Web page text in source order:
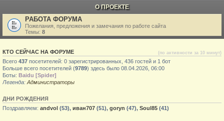
О ПРОЕКТЕ
РАБОТА ФОРУМА
Пожелания, предложения и замечания по работе сайта
Темы: 8
КТО СЕЙЧАС НА ФОРУМЕ (по активности за 10 минут)
Всего 437 посетителей: 0 зарегистрированных, 436 гостей и 1 бот
Больше всего посетителей (9789) здесь было 08.04.2026, 06:00
Боты: Baidu [Spider]
Легенда: Администраторы
ДНИ РОЖДЕНИЯ
Поздравляем: andvol (53), иван707 (51), goryn (47), Soul85 (41)